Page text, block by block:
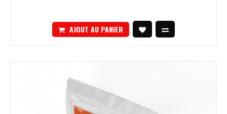
AJOUT AU PANIER